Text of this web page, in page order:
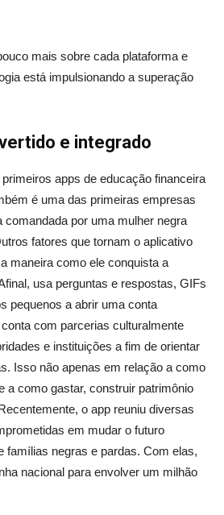
mais sobre cada plataforma e
está impulsionando a superação
e integrado
apps de educação financeira
é uma das primeiras empresas
comandada por uma mulher negra
fatores que tornam o aplicativo
maneira como ele conquista a
usa perguntas e respostas, GIFs
pequenos a abrir uma conta
com parcerias culturalmente
e instituições a fim de orientar
Isso não apenas em relação a como
a como gastar, construir patrimônio
o app reuniu diversas
em mudar o futuro
famílias negras e pardas. Com elas,
nacional para envolver um milhão